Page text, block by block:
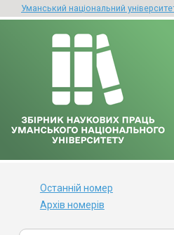
Уманський національний
Останній номер
Архів номерів